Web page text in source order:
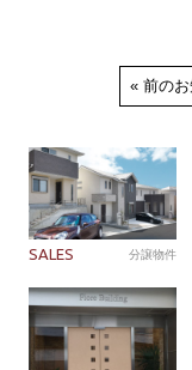
前の
SALES 分譲物件